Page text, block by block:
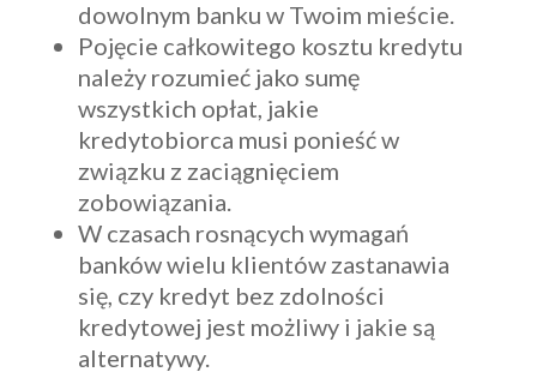
dowolnym banku w Twoim mieście.
Pojęcie całkowitego kosztu kredytu
należy rozumieć jako sumę
wszystkich opłat, jakie
kredytobiorca musi ponieść w
związku z zaciągnięciem
zobowiązania.
W czasach rosnących wymagań
banków wielu klientów zastanawia
się, czy kredyt bez zdolności
kredytowej jest możliwy i jakie są
alternatywy.